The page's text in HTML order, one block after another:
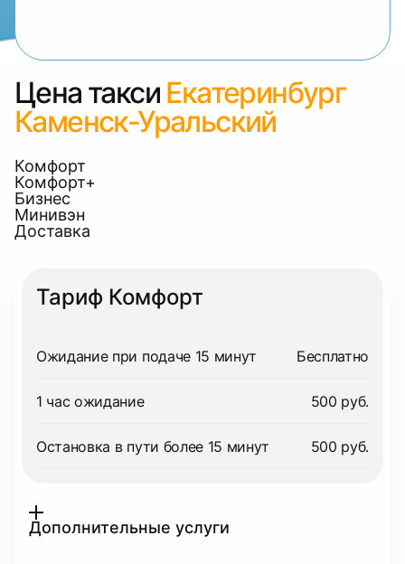
Цена такси Екатеринбург
Каменск-Уральский
Комфорт
Комфорт+
Бизнес
Минивэн
Доставка
Тариф Комфорт
Ожидание при подаче 15 минут Бесплатно
1 час ожидание 500 руб.
Остановка в пути более 15 минут 500 руб.
Дополнительные услуги